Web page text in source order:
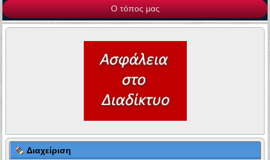
Ο τόπος μας
Διαχείριση